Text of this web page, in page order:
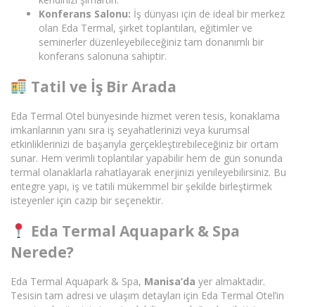
Konferans Salonu: İş dünyası için de ideal bir merkez
olan Eda Termal, şirket toplantıları, eğitimler ve
seminerler düzenleyebileceğiniz tam donanımlı bir
konferans salonuna sahiptir.
Tatil ve İş Bir Arada
Eda Termal Otel bünyesinde hizmet veren tesis, konaklama
imkanlarının yanı sıra iş seyahatlerinizi veya kurumsal
etkinliklerinizi de başarıyla gerçekleştirebileceğiniz bir ortam
sunar. Hem verimli toplantılar yapabilir hem de gün sonunda
termal olanaklarla rahatlayarak enerjinizi yenileyebilirsiniz. Bu
entegre yapı, iş ve tatili mükemmel bir şekilde birleştirmek
isteyenler için cazip bir seçenektir.
Eda Termal Aquapark & Spa
Nerede?
Eda Termal Aquapark & Spa, Manisa’da yer almaktadır.
Tesisin tam adresi ve ulaşım detayları için Eda Termal Otel’in